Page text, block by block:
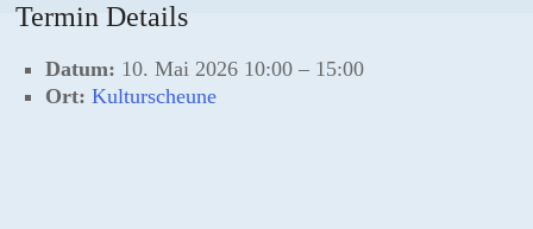
Termin Details
Datum: 10. Mai 2026 10:00 – 15:00
Ort: Kulturscheune